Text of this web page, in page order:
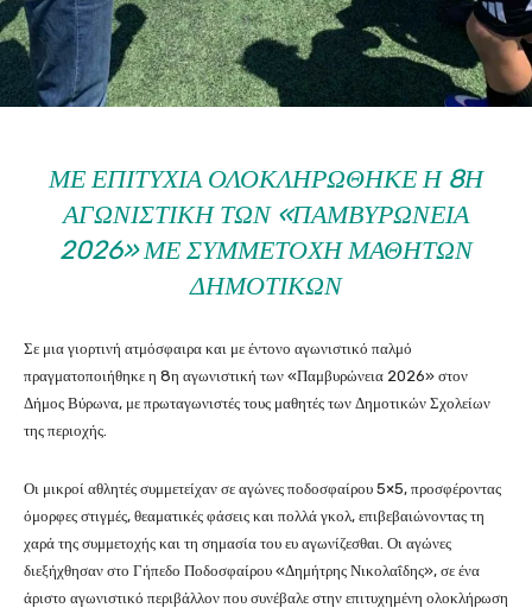
ΜΕ ΕΠΙΤΥΧΊΑ ΟΛΟΚΛΗΡΏΘΗΚΕ Η 8Η
ΑΓΩΝΙΣΤΙΚΉ ΤΩΝ «ΠΑΜΒΥΡΏΝΕΙΑ
2026» ΜΕ ΣΥΜΜΕΤΟΧΉ ΜΑΘΗΤΏΝ
ΔΗΜΟΤΙΚΏΝ
Σε μια γιορτινή ατμόσφαιρα και με έντονο αγωνιστικό παλμό
πραγματοποιήθηκε η 8η αγωνιστική των «Παμβυρώνεια 2026» στον
Δήμος Βύρωνα, με πρωταγωνιστές τους μαθητές των Δημοτικών Σχολείων
της περιοχής.
Οι μικροί αθλητές συμμετείχαν σε αγώνες ποδοσφαίρου 5×5, προσφέροντας
όμορφες στιγμές, θεαματικές φάσεις και πολλά γκολ, επιβεβαιώνοντας τη
χαρά της συμμετοχής και τη σημασία του ευ αγωνίζεσθαι. Οι αγώνες
διεξήχθησαν στο Γήπεδο Ποδοσφαίρου «Δημήτρης Νικολαΐδης», σε ένα
άριστο αγωνιστικό περιβάλλον που συνέβαλε στην επιτυχημένη ολοκλήρωση